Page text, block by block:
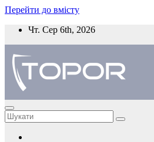
Перейти до вмісту
Чт. Сер 6th, 2026